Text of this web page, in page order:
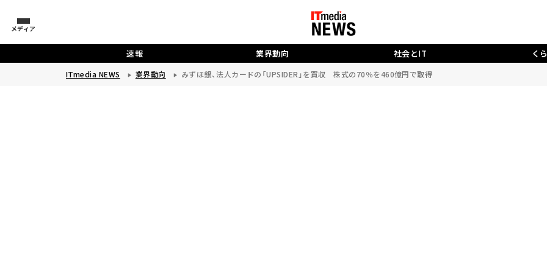
メディア
速報 業界動向 社会とIT く
ITmedia NEWS 業界動向 みずほ銀、法人カードの「UPSIDER」を買収 株式の70％を460億円で取得